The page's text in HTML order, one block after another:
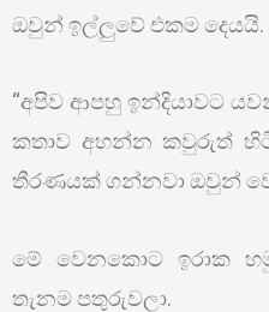
ඔවුන් ඉල්ලුවේ එකම දෙයයි.
“අපිව ආපහු ඉන්දියාවට
කතාව අහන්න කවුරුත්
තීරණයක් ගන්නවා ඔවුන්
මේ වෙනකොට ඉරාක
තැනම පතුරුවලා.